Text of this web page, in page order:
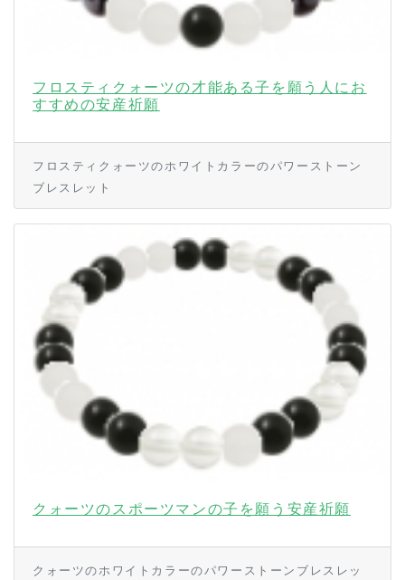
フロスティクォーツの才能ある子を願う人にお
すすめの安産祈願
フロスティクォーツのホワイトカラーのパワーストーン
ブレスレット
クォーツのスポーツマンの子を願う安産祈願
クォーツのホワイトカラーのパワーストーンブレスレッ